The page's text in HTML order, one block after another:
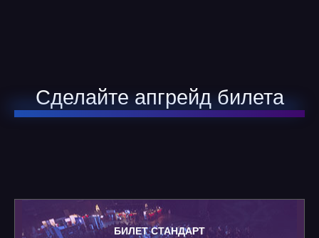
Сделайте апгрейд билета
БИЛЕТ СТАНДАРТ